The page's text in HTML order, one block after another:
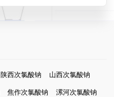
陕西次氯酸钠
山西次氯酸钠
焦作次氯酸钠
漯河次氯酸钠